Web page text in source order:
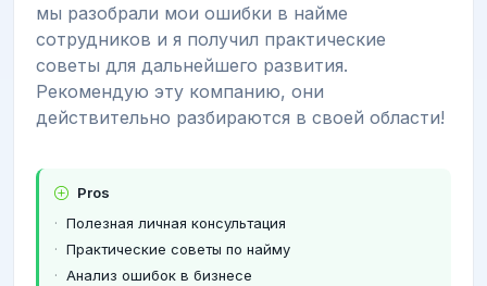
мы разобрали мои ошибки в найме
сотрудников и я получил практические
советы для дальнейшего развития.
Рекомендую эту компанию, они
действительно разбираются в своей области!
Pros
Полезная личная консультация
Практические советы по найму
Анализ ошибок в бизнесе